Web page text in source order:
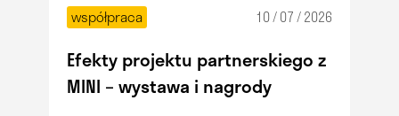
współpraca 10 / 07 / 2026
Efekty projektu partnerskiego z
MINI – wystawa i nagrody